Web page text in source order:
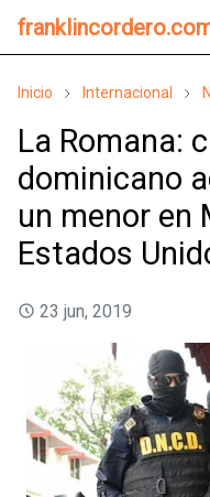
Inicio Internacional
La Romana:
dominicano
un menor en
Estados
23 jun, 2019